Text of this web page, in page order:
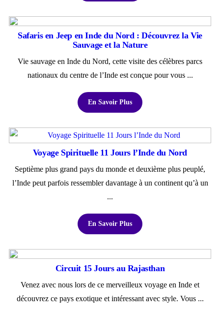
Safaris en Jeep en Inde du Nord : Découvrez la Vie
Sauvage et la Nature
Vie sauvage en Inde du Nord, cette visite des célèbres parcs
nationaux du centre de l’Inde est conçue pour vous ...
En Savoir Plus
Voyage Spirituelle 11 Jours l’Inde du Nord
Septième plus grand pays du monde et deuxième plus peuplé,
l’Inde peut parfois ressembler davantage à un continent qu’à un
...
En Savoir Plus
Circuit 15 Jours au Rajasthan
Venez avec nous lors de ce merveilleux voyage en Inde et
découvrez ce pays exotique et intéressant avec style. Vous ...